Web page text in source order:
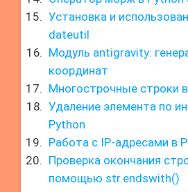
Установка и
dateutil
Модуль antigravity:
координат
Многострочные строки
Удаление элемента по
Python
Работа с IP-адресами в
Проверка окончания
помощью str.endswith()